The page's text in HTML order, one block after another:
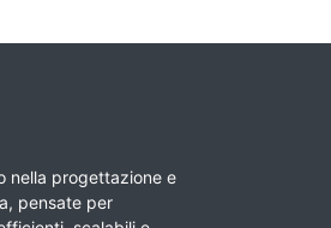
nella progettazione e
pensate per